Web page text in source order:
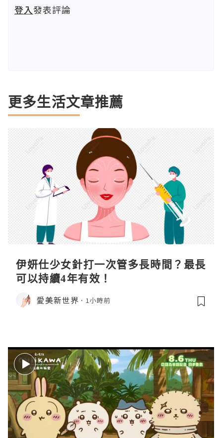
登入發表評論
更多生活文章推薦
伊妍仕少女針打一次管多長時間？最長
可以持續4年有效！
愛美新世界 1小時前